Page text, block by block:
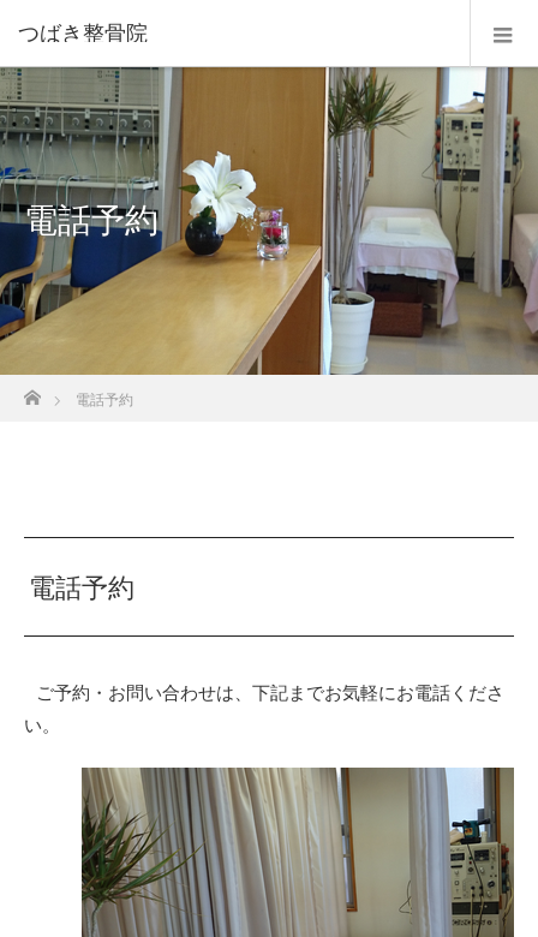
つばき整骨院
電話予約
ホーム
電話予約
電話予約
ご予約・お問い合わせは、下記までお気軽にお電話くださ
い。